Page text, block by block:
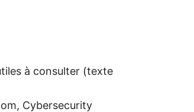
à consulter (texte
Cybersecurity